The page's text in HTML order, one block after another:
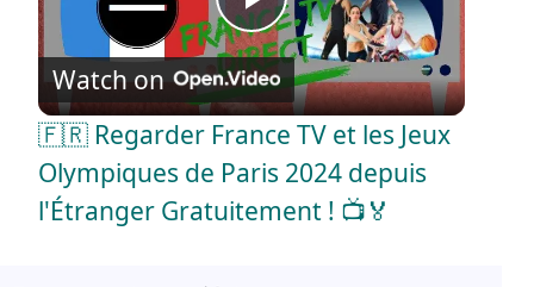
P
l
a
Watch on
🇫🇷 Regarder France TV et les Jeux
Olympiques de Paris 2024 depuis
l'Étranger Gratuitement ! 📺🏅